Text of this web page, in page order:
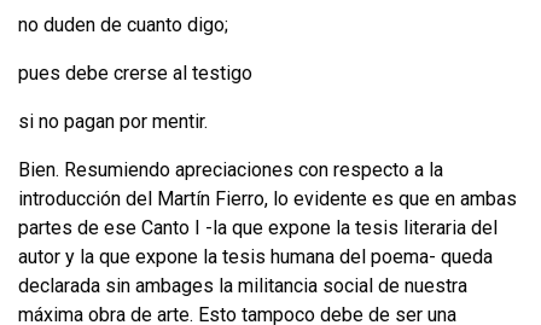
no duden de cuanto digo;
pues debe crerse al testigo
si no pagan por mentir.
Bien. Resumiendo apreciaciones con respecto a la
introducción del Martín Fierro, lo evidente es que en ambas
partes de ese Canto I -la que expone la tesis literaria del
autor y la que expone la tesis humana del poema- queda
declarada sin ambages la militancia social de nuestra
máxima obra de arte. Esto tampoco debe de ser una